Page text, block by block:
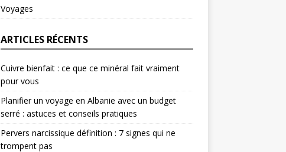
Voyages
ARTICLES RÉCENTS
Cuivre bienfait : ce que ce minéral fait vraiment
pour vous
Planifier un voyage en Albanie avec un budget
serré : astuces et conseils pratiques
Pervers narcissique définition : 7 signes qui ne
trompent pas